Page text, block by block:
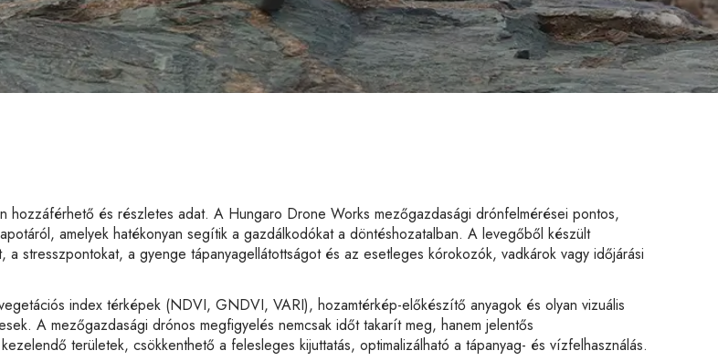
és részletes adat. A Hungaro Drone Works mezőgazdasági drónfelmérései pontos,
amelyek hatékonyan segítik a gazdálkodókat a döntéshozatalban. A levegőből készült
stresszpontokat, a gyenge tápanyagellátottságot és az esetleges kórokozók, vadkárok vagy időjárási
index térképek (NDVI, GNDVI, VARI), hozamtérkép-előkészítő anyagok és olyan vizuális
A mezőgazdasági drónos megfigyelés nemcsak időt takarít meg, hanem jelentős
területek, csökkenthető a felesleges kijuttatás, optimalizálható a tápanyag- és vízfelhasználás.